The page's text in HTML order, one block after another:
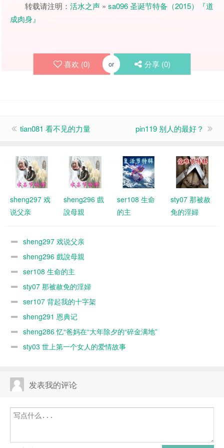
转载请注明： 活水之声 » sa096 圣诞节特备（2015）『道
成肉身』
喜欢 (0) or 分享 (0)
tian081 看不见的力量 pin119 别人的最好？
sheng297 戏
说父亲
sheng296 戲
說母親
ser108 生命
的主
sty07 那被赦
免的淫婦
sheng297 戏说父亲
sheng296 戲說母親
ser108 生命的主
sty07 那被赦免的淫婦
ser107 背起我的十字架
sheng291 恩典记
sheng286 忆“爸妈在“大年除夕的“碎金满地”
sty03 世上第一个女人的爱情故事
发表我的评论